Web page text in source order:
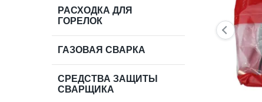
РАСХОДКА ДЛЯ
ГОРЕЛОК
ГАЗОВАЯ СВАРКА
СРЕДСТВА ЗАЩИТЫ
СВАРЩИКА